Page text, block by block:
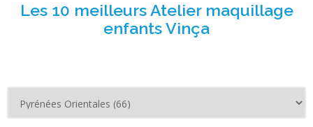
Les 10 meilleurs Atelier maquillage
enfants Vinça